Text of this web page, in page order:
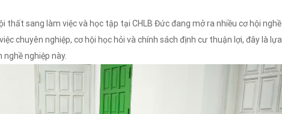
thất sang làm việc và học tập tại CHLB Đức đang mở ra nhiều cơ hội nghề
chuyên nghiệp, cơ hội học hỏi và chính sách định cư thuận lợi, đây là lựa
nghiệp này.